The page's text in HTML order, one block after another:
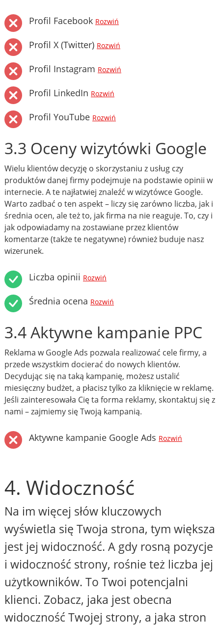
Profil Facebook Rozwiń
Profil X (Twitter) Rozwiń
Profil Instagram Rozwiń
Profil LinkedIn Rozwiń
Profil YouTube Rozwiń
3.3 Oceny wizytówki Google
Wielu klientów decyzję o skorzystaniu z usług czy
produktów danej firmy podejmuje na podstawie opinii w
internecie. A te najłatwiej znaleźć w wizytówce Google.
Warto zadbać o ten aspekt – liczy się zarówno liczba, jak i
średnia ocen, ale też to, jak firma na nie reaguje. To, czy i
jak odpowiadamy na zostawiane przez klientów
komentarze (także te negatywne) również buduje nasz
wizerunek.
Liczba opinii Rozwiń
Średnia ocena Rozwiń
3.4 Aktywne kampanie PPC
Reklama w Google Ads pozwala realizować cele firmy, a
przede wszystkim docierać do nowych klientów.
Decydując się na taką kampanię, możesz ustalić
miesięczny budżet, a płacisz tylko za kliknięcie w reklamę.
Jeśli zainteresowała Cię ta forma reklamy, skontaktuj się z
nami – zajmiemy się Twoją kampanią.
Aktywne kampanie Google Ads Rozwiń
4. Widoczność
Na im więcej słów kluczowych
wyświetla się Twoja strona, tym większa
jest jej widoczność. A gdy rosną pozycje
i widoczność strony, rośnie też liczba jej
użytkowników. To Twoi potencjalni
klienci. Zobacz, jaka jest obecna
widoczność Twojej strony, a jaka stron